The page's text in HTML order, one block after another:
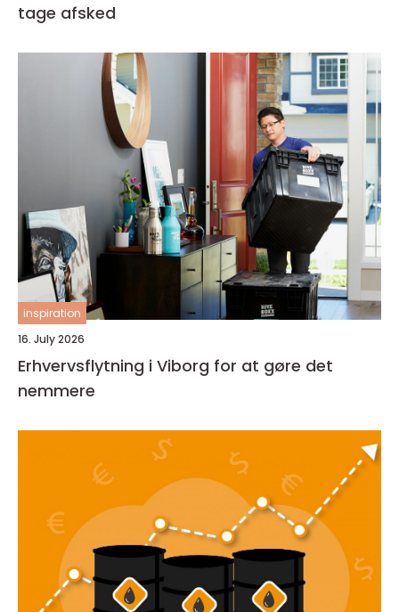
tage afsked
inspiration
16. July 2026
Erhvervsflytning i Viborg for at gøre det
nemmere